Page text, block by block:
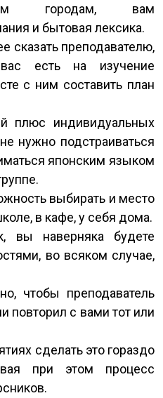
городам, вам
и бытовая лексика.
сказать преподавателю,
есть на изучение
с ним составить план
плюс индивидуальных
нужно подстраиваться
японским языком
выбирать и место
в кафе, у себя дома.
вы наверняка будете
во всяком случае,
чтобы преподаватель
повторил с вами тот или
сделать это гораздо
при этом процесс